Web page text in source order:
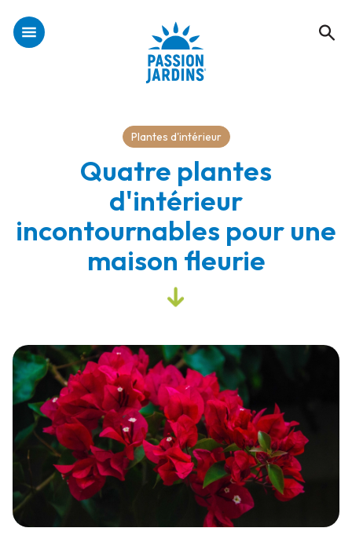
Plantes d'intérieur
Quatre plantes
d'intérieur
incontournables pour une
maison fleurie